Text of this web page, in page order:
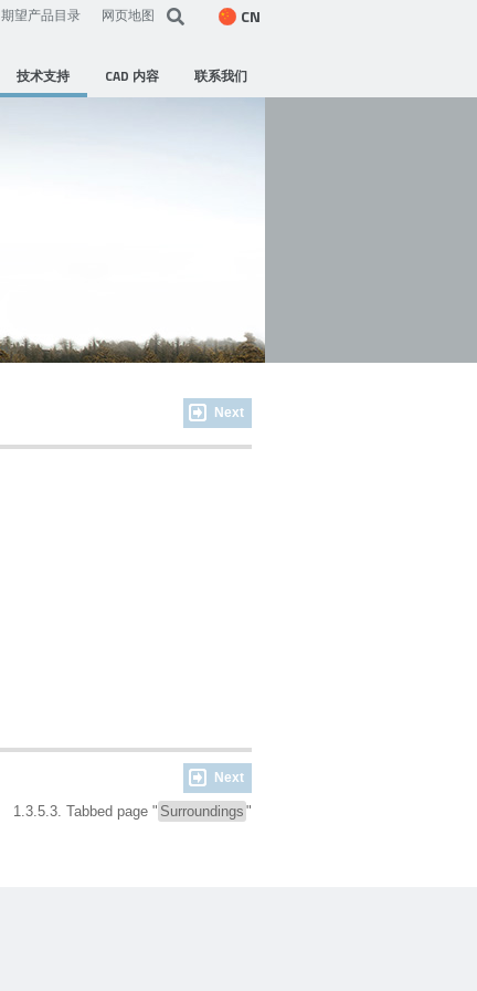
期望产品目录 网页地图 CN
技术支持 CAD 内容 联系我们
Next
Next
1.3.5.3. Tabbed page " Surroundings "